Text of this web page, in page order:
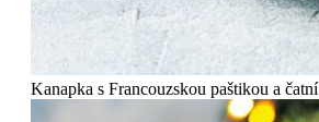
Kanapka s Francouzskou paštikou a čatní